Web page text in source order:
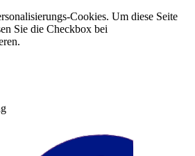
Cookies. Um diese Seite
Sie die Checkbox bei